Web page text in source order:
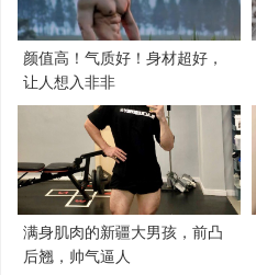
颜值高！气质好！身材超好，
让人想入非非
满身肌肉的新疆大男孩，前凸
后翘，帅气逼人